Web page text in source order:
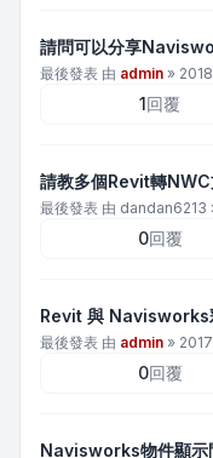
請問可以分享
最後發表 由 admin »
1回覆
請教多個Revit轉
最後發表 由 dandan6213
0回覆
Revit 與 Navisworks
最後發表 由 admin »
0回覆
Navisworks物件顯示